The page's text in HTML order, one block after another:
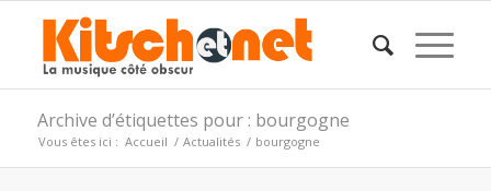
Archive d’étiquettes pour : bourgogne
Vous êtes ici : Accueil / Actualités / bourgogne